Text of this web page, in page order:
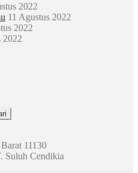
2022
11 Agustus 2022
2022
2022
11130
Suluh Cendikia